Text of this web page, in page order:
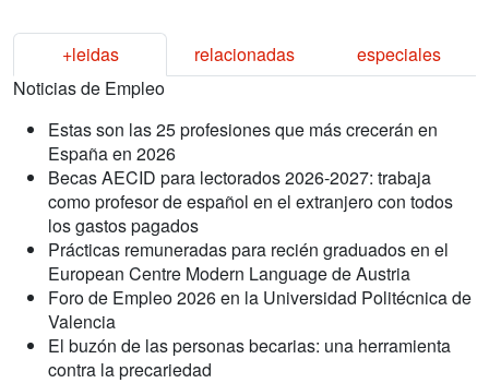
+leidas relacionadas
especiales
Noticias de Empleo
Estas son las 25 profesiones que más crecerán en
España en 2026
Becas AECID para lectorados 2026-2027: trabaja
como profesor de español en el extranjero con todos
los gastos pagados
Prácticas remuneradas para recién graduados en el
European Centre Modern Language de Austria
Foro de Empleo 2026 en la Universidad Politécnica de
Valencia
El buzón de las personas becarias: una herramienta
contra la precariedad